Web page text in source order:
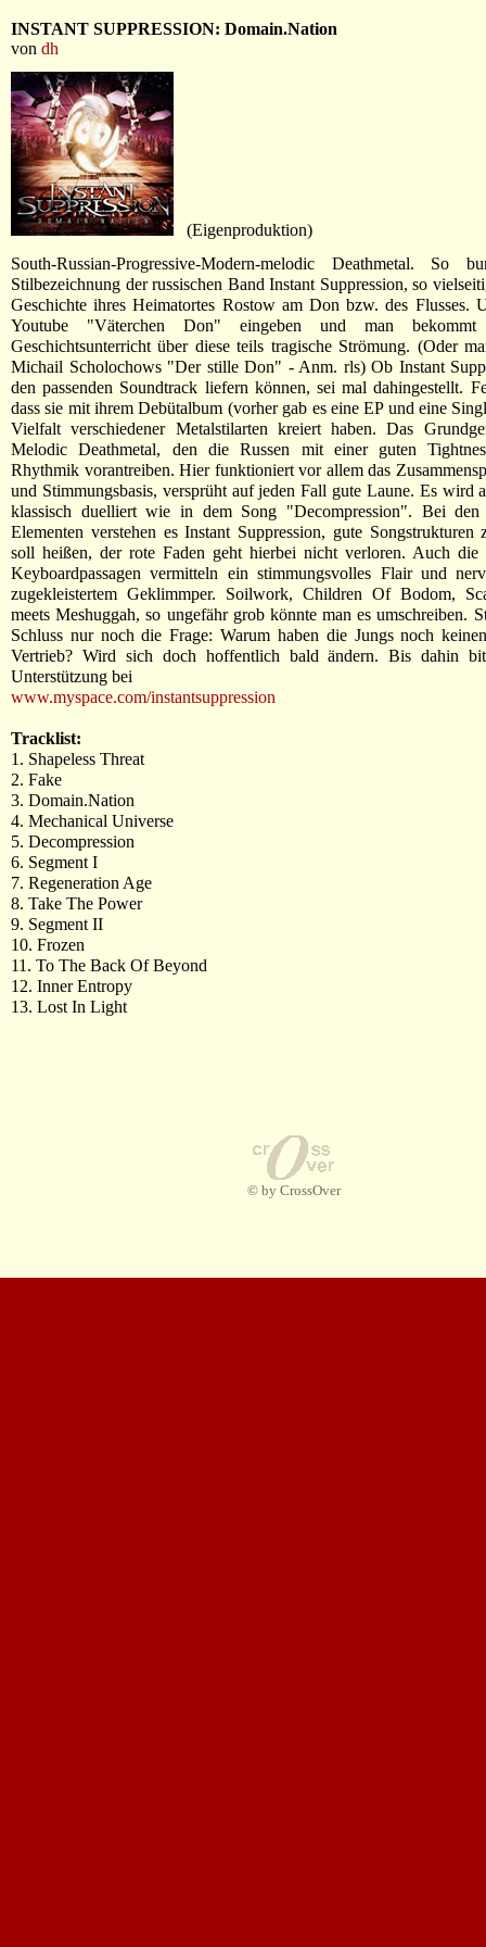
INSTANT SUPPRESSION: Domain.Nation
von dh
(Eigenproduktion)
South-Russian-Progressive-Modern-melodic Deathmetal. So
Stilbezeichnung der russischen Band Instant Suppression, so
Geschichte ihres Heimatortes Rostow am Don bzw. des Flusses.
Youtube "Väterchen Don" eingeben und man bekommt
Geschichtsunterricht über diese teils tragische Strömung. (Oder
Michail Scholochows "Der stille Don" - Anm. rls) Ob Instant
den passenden Soundtrack liefern können, sei mal dahingestellt.
dass sie mit ihrem Debütalbum (vorher gab es eine EP und eine
Vielfalt verschiedener Metalstilarten kreiert haben. Das
Melodic Deathmetal, den die Russen mit einer guten
Rhythmik vorantreiben. Hier funktioniert vor allem das
und Stimmungsbasis, versprüht auf jeden Fall gute Laune. Es wird
klassisch duelliert wie in dem Song "Decompression". Bei den
Elementen verstehen es Instant Suppression, gute Songstrukturen
soll heißen, der rote Faden geht hierbei nicht verloren. Auch die
Keyboardpassagen vermitteln ein stimmungsvolles Flair und
zugekleistertem Geklimmper. Soilwork, Children Of Bodom,
meets Meshuggah, so ungefähr grob könnte man es umschreiben.
Schluss nur noch die Frage: Warum haben die Jungs noch
Vertrieb? Wird sich doch hoffentlich bald ändern. Bis dahin
Unterstützung bei
www.myspace.com/instantsuppression
Tracklist:
1. Shapeless Threat
2. Fake
3. Domain.Nation
4. Mechanical Universe
5. Decompression
6. Segment I
7. Regeneration Age
8. Take The Power
9. Segment II
10. Frozen
11. To The Back Of Beyond
12. Inner Entropy
13. Lost In Light
© by CrossOver